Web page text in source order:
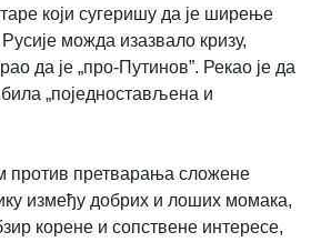
који сугеришу да је ширење
можда изазвало кризу,
да је „про-Путинов”. Рекао је да
„поједностављена и
против претварања сложене
између добрих и лоших момака,
корене и сопствене интересе,